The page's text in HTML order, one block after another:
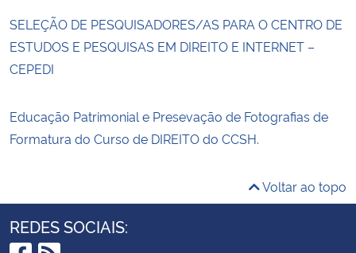
SELEÇÃO DE PESQUISADORES/AS PARA O CENTRO DE
ESTUDOS E PESQUISAS EM DIREITO E INTERNET –
CEPEDI
Educação Patrimonial e Presevação de Fotografias de
Formatura do Curso de DIREITO do CCSH.
Voltar ao topo
REDES SOCIAIS: